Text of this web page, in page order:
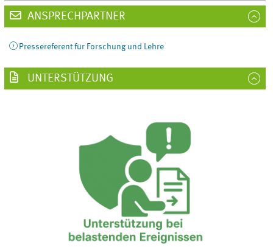
ANSPRECHPARTNER
Pressereferent für Forschung und Lehre
UNTERSTÜTZUNG